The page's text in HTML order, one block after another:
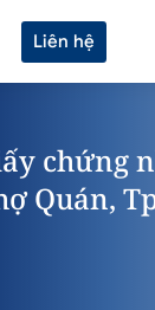
Liên hệ
chứng
Quán,